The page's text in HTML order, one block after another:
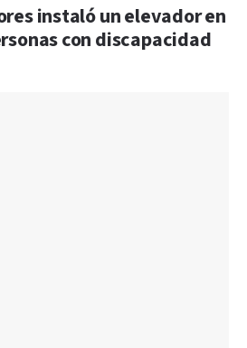
instaló un elevador en
con discapacidad